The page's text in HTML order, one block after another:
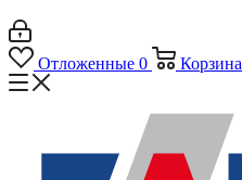
Отложенные 0 Корзина